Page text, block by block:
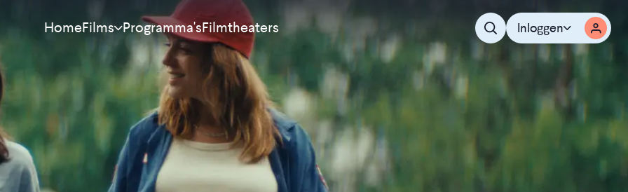
HomeFilms
Meest bekeken
Aanraders
Binnenkort
Programma'sFilmtheaters Inloggen